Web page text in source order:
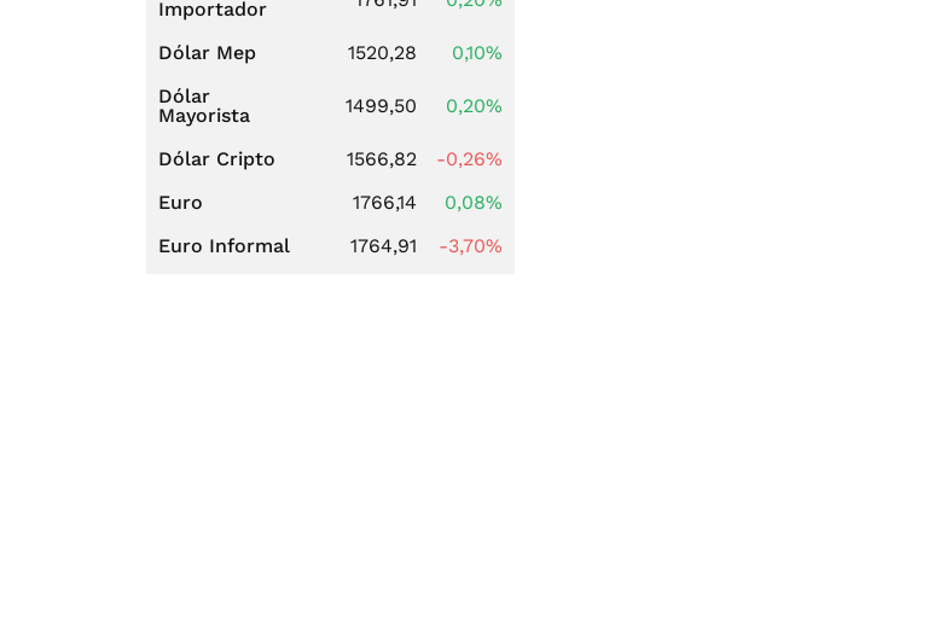
Importador
Dólar Mep 1520,28
0,10%
Dólar
Mayorista
1499,50 0,20%
Dólar Cripto 1566,82
-0,26%
Euro
1766,14
0,08%
Euro Informal
1764,91 -3,70%